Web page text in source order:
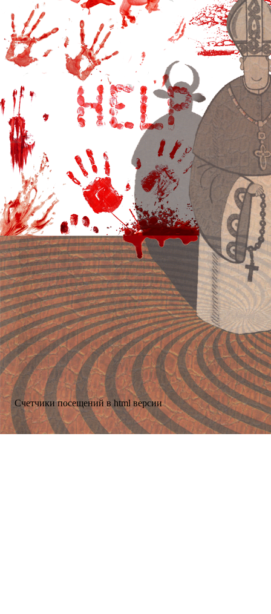
Счетчики посещений в html версии